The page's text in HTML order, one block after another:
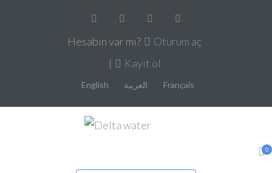
Hesabın var mı?
Oturum aç
|
Kayıt ol
English العربية Français
0